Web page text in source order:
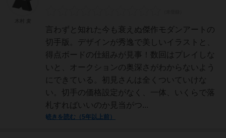
言わずと知れた今も衰えぬ傑作モダンアートの
切手版。デザインが秀逸で美しいイラストと、
得点ボードの仕組みが見事！数回はプレイしな
いと、オークションの奥深さがわからないよう
にできている。初見さんは全くついていけな
い。切手の価格設定がなく、一体、いくらで落
札すればいいのか見当がつ...
続きを読む（5年以上前）